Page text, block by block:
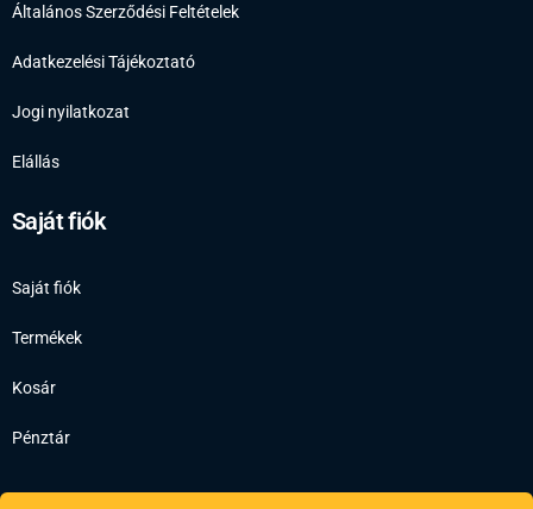
Általános Szerződési Feltételek
Adatkezelési Tájékoztató
Jogi nyilatkozat
Elállás
Saját fiók
Saját fiók
Termékek
Kosár
Pénztár